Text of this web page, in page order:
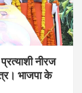
नीरज
भाजपा के